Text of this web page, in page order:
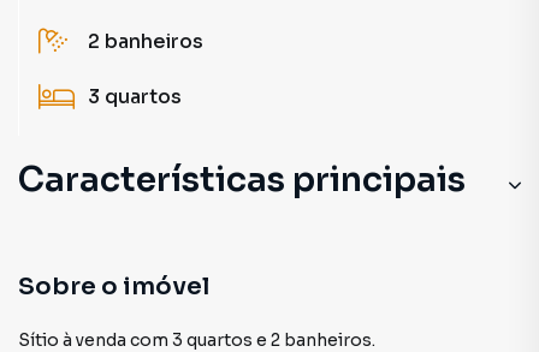
2 banheiros
3 quartos
Características principais
Sobre o imóvel
Sítio à venda com 3 quartos e 2 banheiros.